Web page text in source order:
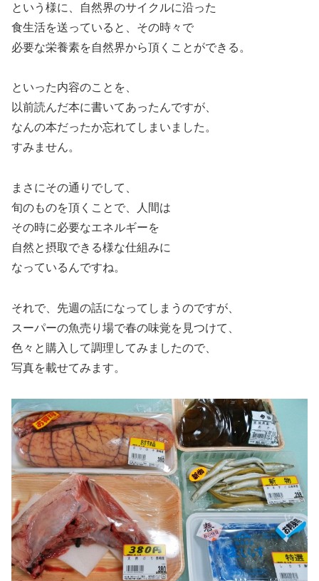
という様に、自然界のサイクルに沿った
食生活を送っていると、その時々で
必要な栄養素を自然界から頂くことができる。
といった内容のことを、
以前読んだ本に書いてあったんですが、
なんの本だったか忘れてしまいました。
すみません。
まさにその通りでして、
旬のものを頂くことで、人間は
その時に必要なエネルギーを
自然と摂取できる様な仕組みに
なっているんですね。
それで、先週の話になってしまうのですが、
スーパーの魚売り場で春の味覚を見つけて、
色々と購入して調理してみましたので、
写真を載せてみます。